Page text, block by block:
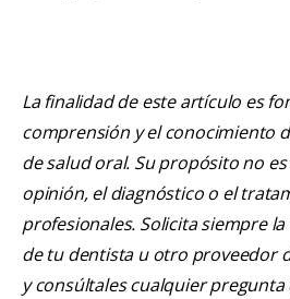
La finalidad de este artículo es
comprensión y el conocimiento
de salud oral. Su propósito no
opinión, el diagnóstico o el
profesionales. Solicita siempre
de tu dentista u otro proveedor
y consúltales cualquier pregunta